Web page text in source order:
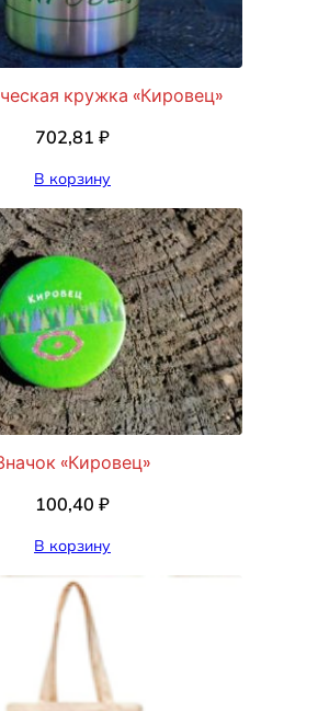
кружка «Кировец»
702,81 ₽
В корзину
«Кировец»
100,40 ₽
В корзину